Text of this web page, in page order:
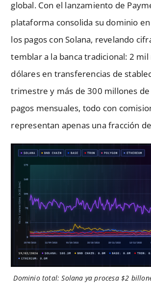
global. Con el lanzamiento de
plataforma consolida su dominio
los pagos con Solana, revelando
temblar a la banca tradicional: 2
dólares en transferencias de
trimestre y más de 300 millones
pagos mensuales, todo con
representan apenas una fracción
Dominio total: Solana ya procesa $2